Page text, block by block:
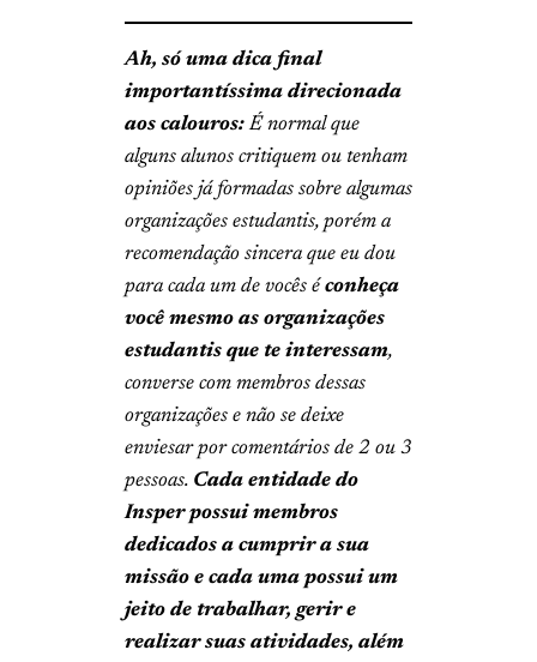
Ah, só uma dica final
importantíssima direcionada
aos calouros:É normal que
alguns alunos critiquem ou tenham
opiniões já formadas sobre algumas
organizações estudantis, porém a
recomendação sincera que eu dou
para cada um de vocês éconheça
você mesmo as organizações
estudantis que te interessam,
converse com membros dessas
organizações e não se deixe
enviesar por comentários de 2 ou 3
pessoas. Cada entidade do
Insper possui membros
dedicados a cumprir a sua
missão e cada uma possui um
jeito de trabalhar, gerir e
realizar suas atividades, além